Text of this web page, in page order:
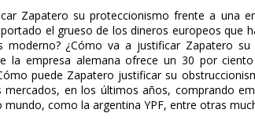
Zapatero su proteccionismo frente a una
el grueso de los dineros europeos que
moderno? ¿Cómo va a justificar Zapatero
la empresa alemana ofrece un 30 por
puede Zapatero justificar su
en los últimos años, comprando
como la argentina YPF, entre otras